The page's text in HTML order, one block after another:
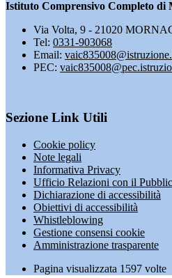
Istituto Comprensivo Completo di
Via Volta, 9 - 21020
Tel: 0331-903068
Email:
PEC:
Sezione Link Utili
Cookie policy
Note legali
Informativa Privacy
Ufficio Relazioni con il
Dichiarazione di accessibilità
Obiettivi di accessibilità
Whistleblowing
Gestione consensi cookie
Amministrazione trasparente
Pagina visualizzata 1597 volte